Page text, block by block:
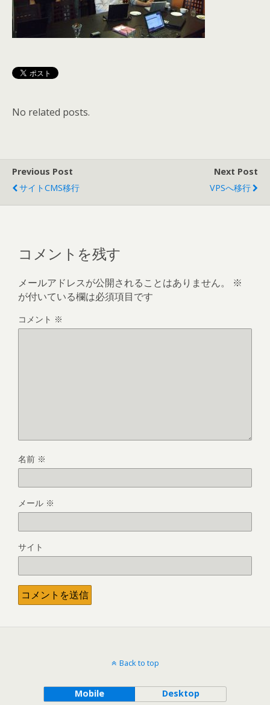
No related posts.
Previous Post
サイトCMS移行
Next Post
VPSへ移行
コメントを残す
メールアドレスが公開されることはありません。
※
が付いている欄は必須項目です
コメント ※
名前 ※
メール ※
サイト
Back to top
Mobile Desktop